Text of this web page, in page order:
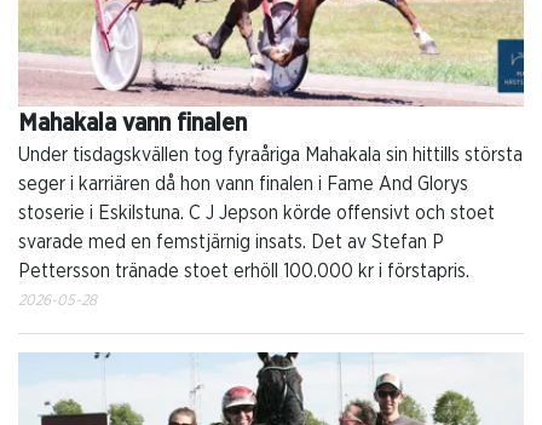
Mahakala vann finalen
Under tisdagskvällen tog fyraåriga Mahakala sin hittills största
seger i karriären då hon vann finalen i Fame And Glorys
stoserie i Eskilstuna. C J Jepson körde offensivt och stoet
svarade med en femstjärnig insats. Det av Stefan P
Pettersson tränade stoet erhöll 100.000 kr i förstapris.
2026-05-28